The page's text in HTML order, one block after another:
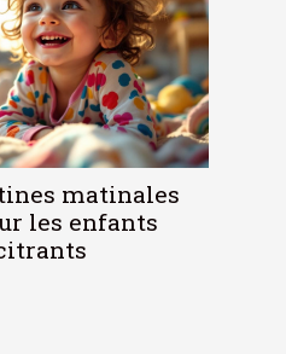
matinales
les enfants